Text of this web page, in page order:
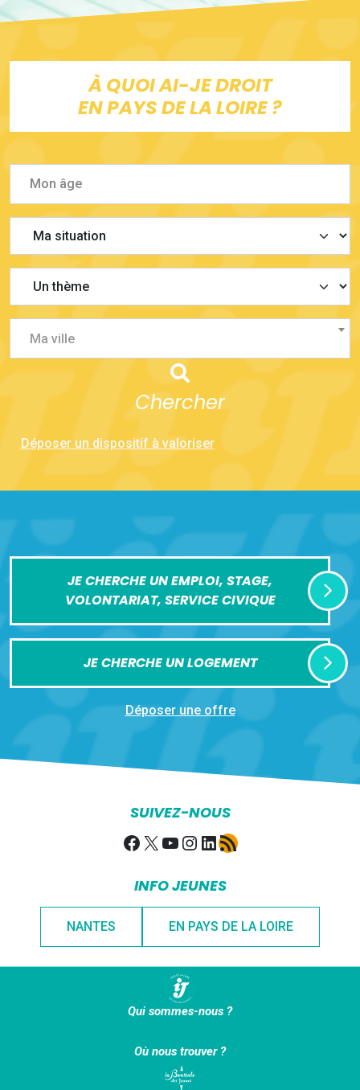
À QUOI AI-JE DROIT
EN PAYS DE LA LOIRE ?
Ma ville
Chercher
Déposer un dispositif à valoriser
JE CHERCHE UN EMPLOI, STAGE,
VOLONTARIAT, SERVICE CIVIQUE
JE CHERCHE UN LOGEMENT
Déposer une offre
SUIVEZ-NOUS
Facebook
X YouTube
Instagram
LinkedIn
Flux RSS
INFO JEUNES
NANTES EN PAYS DE LA LOIRE
Qui sommes-nous ?
Où nous trouver ?